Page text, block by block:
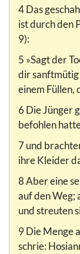
4 Das
ist durch den
9):
5 »Sagt der
dir sanftmütig
einem Füllen,
6 Die Jünger
befohlen
7 und
ihre Kleider
8 Aber eine
auf den Weg;
und streuten
9 Die Menge
schrie: